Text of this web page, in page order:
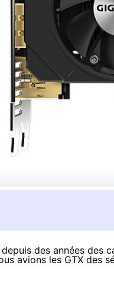
des années des
avions les GTX des